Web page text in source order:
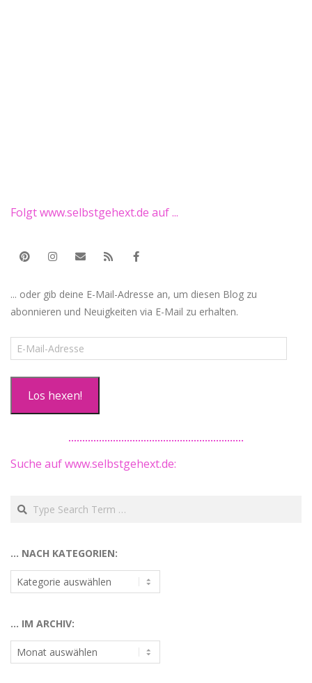
Folgt www.selbstgehext.de auf ...
... oder gib deine E-Mail-Adresse an, um diesen Blog zu
abonnieren und Neuigkeiten via E-Mail zu erhalten.
E-
Mail-
Los hexen!
Suche auf www.selbstgehext.de:
Search
… NACH KATEGORIEN:
…
nach
… IM ARCHIV:
…
im